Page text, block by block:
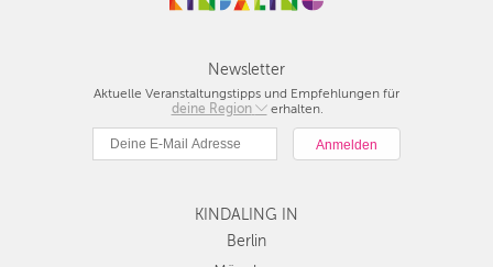
Newsletter
Aktuelle Veranstaltungstipps und Empfehlungen für
deine Region
Berlin
München
Hamburg
Köln
Düsseldorf
erhalten.
KINDALING IN
Berlin